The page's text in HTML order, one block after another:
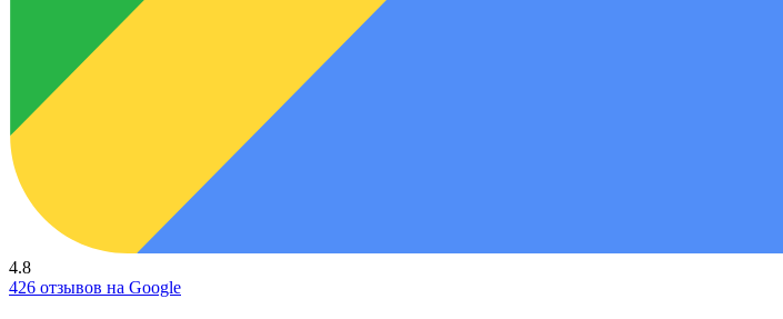
4.8
426 отзывов на Google